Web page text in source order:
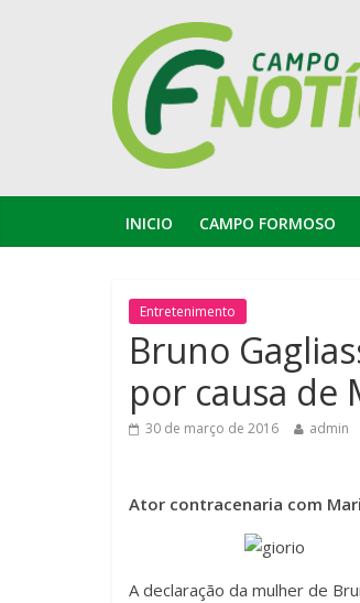
INICIO CAMPO FORMOSO
Entretenimento
Bruno
por causa de
30 de março de 2016 admin
Ator contracenaria com
A declaração da mulher de